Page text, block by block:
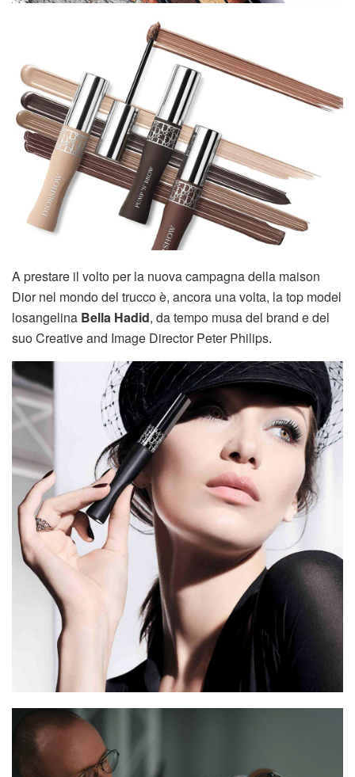
A prestare il volto per la nuova campagna della maison
Dior nel mondo del trucco è, ancora una volta, la top model
losangelina Bella Hadid, da tempo musa del brand e del
suo Creative and Image Director Peter Philips.